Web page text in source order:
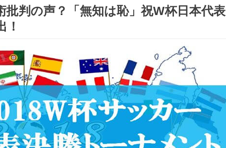
批判の声？「無知は恥」祝W杯日本代表
！